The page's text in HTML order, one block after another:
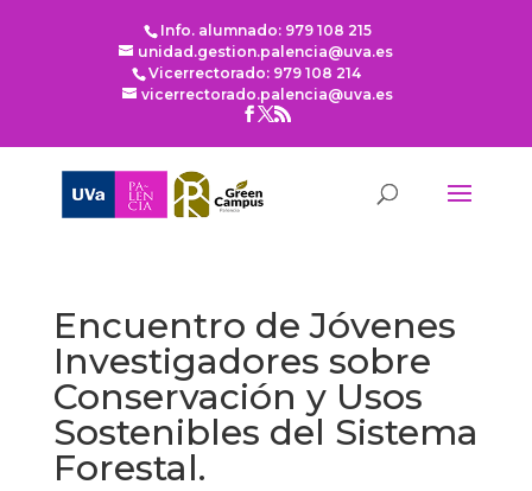
Info. alumnado: 979 108 215
unidad.gestion.palencia@uva.es
Vicerrectorado: 979 108 214
vicerrectorado.palencia@uva.es
Encuentro de Jóvenes
Investigadores sobre
Conservación y Usos
Sostenibles del Sistema
Forestal.